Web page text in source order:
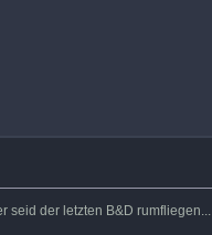
seid der letzten B&D rumfliegen...